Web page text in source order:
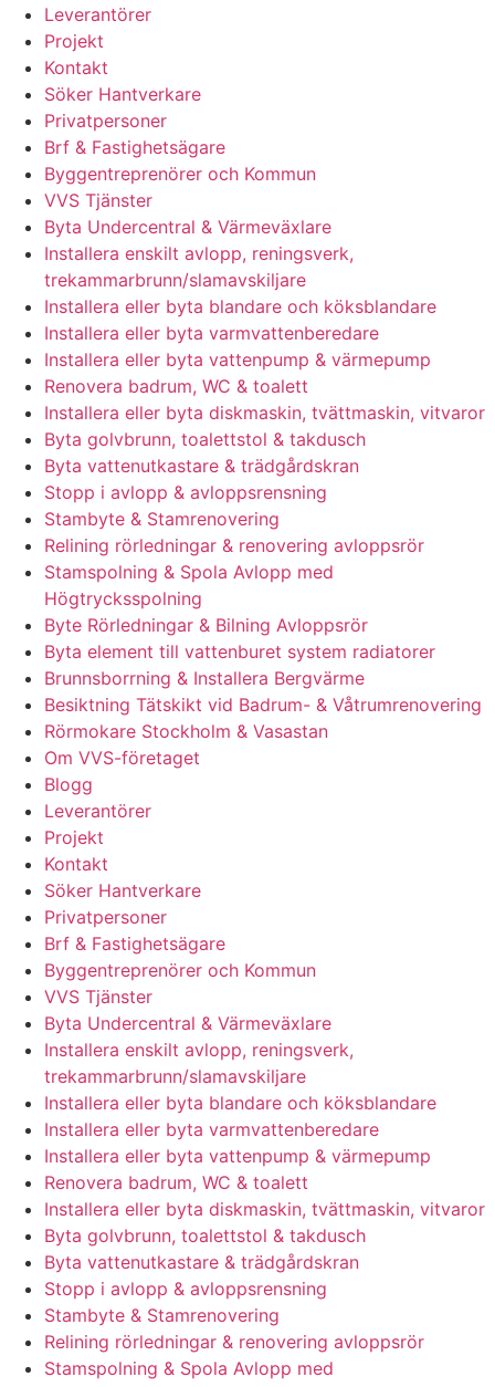
Leverantörer
Projekt
Kontakt
Söker Hantverkare
Privatpersoner
Brf & Fastighetsägare
Byggentreprenörer och Kommun
VVS Tjänster
Byta Undercentral & Värmeväxlare
Installera enskilt avlopp, reningsverk,
trekammarbrunn/slamavskiljare
Installera eller byta blandare och köksblandare
Installera eller byta varmvattenberedare
Installera eller byta vattenpump & värmepump
Renovera badrum, WC & toalett
Installera eller byta diskmaskin, tvättmaskin, vitvaror
Byta golvbrunn, toalettstol & takdusch
Byta vattenutkastare & trädgårdskran
Stopp i avlopp & avloppsrensning
Stambyte & Stamrenovering
Relining rörledningar & renovering avloppsrör
Stamspolning & Spola Avlopp med
Högtrycksspolning
Byte Rörledningar & Bilning Avloppsrör
Byta element till vattenburet system radiatorer
Brunnsborrning & Installera Bergvärme
Besiktning Tätskikt vid Badrum- & Våtrumrenovering
Rörmokare Stockholm & Vasastan
Om VVS-företaget
Blogg
Leverantörer
Projekt
Kontakt
Söker Hantverkare
Privatpersoner
Brf & Fastighetsägare
Byggentreprenörer och Kommun
VVS Tjänster
Byta Undercentral & Värmeväxlare
Installera enskilt avlopp, reningsverk,
trekammarbrunn/slamavskiljare
Installera eller byta blandare och köksblandare
Installera eller byta varmvattenberedare
Installera eller byta vattenpump & värmepump
Renovera badrum, WC & toalett
Installera eller byta diskmaskin, tvättmaskin, vitvaror
Byta golvbrunn, toalettstol & takdusch
Byta vattenutkastare & trädgårdskran
Stopp i avlopp & avloppsrensning
Stambyte & Stamrenovering
Relining rörledningar & renovering avloppsrör
Stamspolning & Spola Avlopp med